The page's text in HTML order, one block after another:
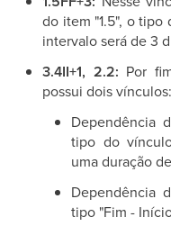
do item "1.5", o tipo
intervalo será de 3
3.4II+1, 2.2: Por
possui dois vínculos:
Dependência
tipo do
uma duração
Dependência
tipo "Fim -